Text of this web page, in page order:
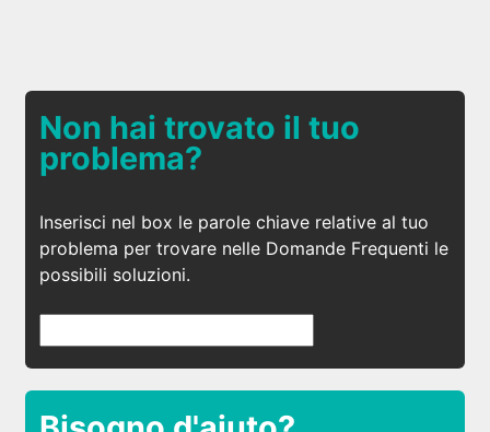
Non hai trovato il tuo
problema?
Inserisci nel box le parole chiave relative al tuo
problema per trovare nelle Domande Frequenti le
possibili soluzioni.